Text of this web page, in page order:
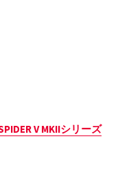
V MKIIシリーズ